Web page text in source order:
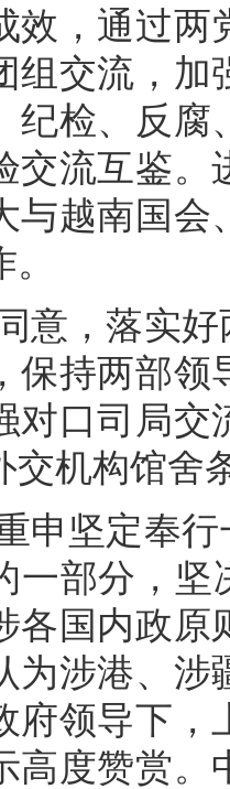
效，通过两
组交流，加
纪检、反腐
交流互鉴。
与越南国
意，落实
保持两部领
对口司局交
交机构馆舍
申坚定奉
一部分，坚
各国内政原
为涉港、
府领导下，
高度赞赏。